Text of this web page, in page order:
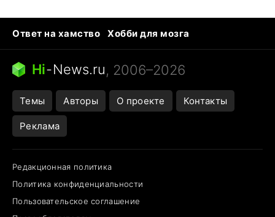
Ответ на хамство
Хобби для мозга
Бензин 100 и 95
Тунцы в океанариуме
Следующая пандемия
Hi-News.ru, 2006–2026
Темы Авторы О проекте Контакты
Реклама
Редакционная политика
Политика конфиденциальности
Пользовательское соглашение